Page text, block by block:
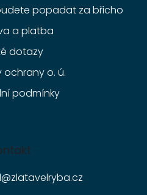
popadat za břicho
a platba
dotazy
ochrany o. ú.
podmínky
@zlatavelryba.cz